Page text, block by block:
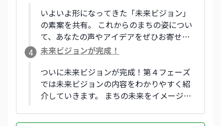
らの登戸・向ヶ丘遊園周辺について、あな
たも一緒に考えてみませんか？
いよいよ形になってきた「未来ビジョン」
の素案を共有。 これからのまちの姿につい
て、あなたの声やアイデアをぜひお寄せく
ださい。
4
未来ビジョンが完成！
ついに未来ビジョンが完成！第４フェーズ
では未来ビジョンの内容をわかりやすく紹
介していきます。 まちの未来をイメージし
っかけを見つけてみませんか？